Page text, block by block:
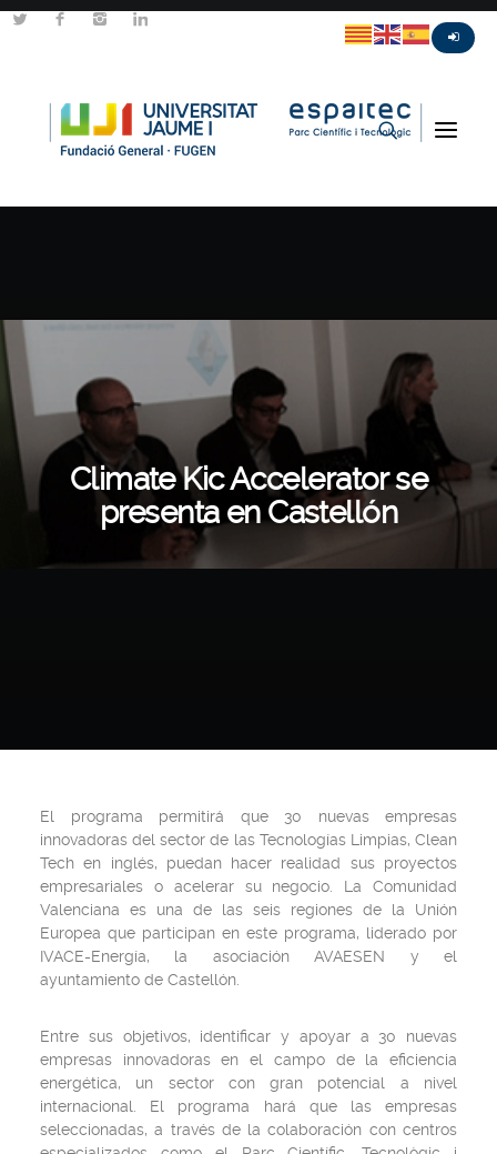
Climate Kic Accelerator se
presenta en Castellón
El programa permitirá que 30 nuevas empresas
innovadoras del sector de las Tecnologías Limpias, Clean
Tech en inglés, puedan hacer realidad sus proyectos
empresariales o acelerar su negocio. La Comunidad
Valenciana es una de las seis regiones de la Unión
Europea que participan en este programa, liderado por
IVACE-Energía, la asociación AVAESEN y el
ayuntamiento de Castellón.
Entre sus objetivos, identificar y apoyar a 30 nuevas
empresas innovadoras en el campo de la eficiencia
energética, un sector con gran potencial a nivel
internacional. El programa hará que las empresas
seleccionadas, a través de la colaboración con centros